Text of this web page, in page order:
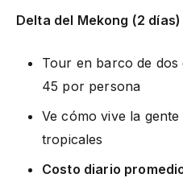
Delta del Mekong (2 días)
Tour en barco de dos
45 por persona
Ve cómo vive la
tropicales
Costo diario